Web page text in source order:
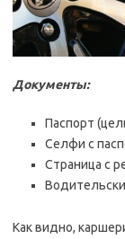
Документы:
Паспорт
Селфи с
Страница с
Как видно,